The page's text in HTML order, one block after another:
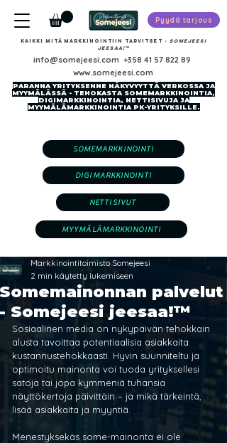
Kaikki mitä markkinointiin tarvitset -​ SOMEJEESI
JEESAA!™
info@somejeesi.com +358 41 57 822 89
www.somejeesi.com
PARANNA YRITYKSENNE NÄKYVYYTTÄ VERKOSSA JA
MYYMÄLÄSSÄ - TEHOKASTA SOMEMARKKINOINTIA,
DIGIMARKKINOINTIA, NETTISIVUJA JA
MYYMÄLÄMARKKINOINTIA PK-YRITYKSILLE.
Pyydä tarjous
SOMEMARKKINOINTI
DIGIMARKKINOINTI
NETTISIVUT
MYYMÄLÄMARKKINOINTI
Somemainonnan palvelut
- Somejeesi jeesaa!™
Markkinointitoimisto Somejeesi
2 min käytetty lukemiseen
Sosiaalinen media on nykypäivän tehokkain
alusta tavoittaa potentiaalisia asiakkaita
kustannustehokkaasti. Hyvin suunniteltu ja
optimoitu mainonta voi tuoda yrityksellesi
satoja tai jopa kymmeniä tuhansia
näyttökertoja päivittäin – ja mikä tärkeintä,
lisää asiakkaita ja myyntiä.
Menestyksekäs some-mainonta ei ole